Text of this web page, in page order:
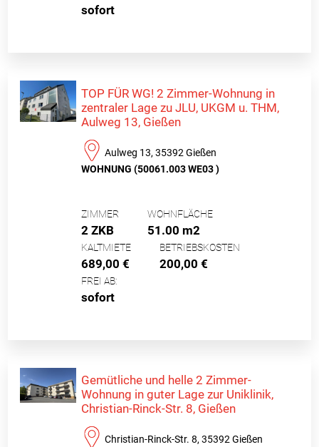
sofort
TOP FÜR WG! 2 Zimmer-Wohnung in
zentraler Lage zu JLU, UKGM u. THM,
Aulweg 13, Gießen
Aulweg 13, 35392 Gießen
WOHNUNG (50061.003 WE03 )
ZIMMER
2 ZKB
WOHNFLÄCHE
51.00 m2
KALTMIETE
689,00 €
BETRIEBSKOSTEN
200,00 €
FREI AB:
sofort
Gemütliche und helle 2 Zimmer-
Wohnung in guter Lage zur Uniklinik,
Christian-Rinck-Str. 8, Gießen
Christian-Rinck-Str. 8, 35392 Gießen